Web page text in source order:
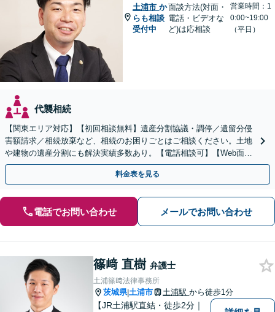
土浦市 か
らも相談
受付中
面談方法(対面・
電話・ビデオな
ど)は応相談
営業時間：1
0:00~19:00
（平日）
代襲相続
【関東エリア対応】【初回相談無料】遺産分割協議・調停／遺留分侵
害額請求／相続放棄など、相続のお困りごとはご相談ください。土地
や建物の遺産分割にも解決実績多数あり。【電話相談可】【Web面談
可】遺言書作成や財産の整理など生前対策もサポート
料金表を見る
電話でお問い合わせ メールでお問い合わせ
篠﨑 直樹 弁護士
土浦篠﨑法律事務所
茨城県|土浦市 土浦駅 から徒歩1分
【JR土浦駅直結・徒歩2分｜